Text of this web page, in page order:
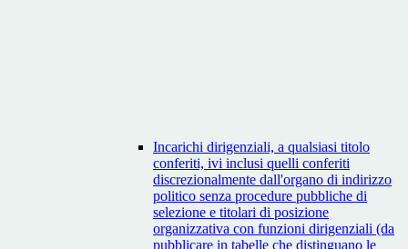
Incarichi dirigenziali, a qualsiasi titolo
conferiti, ivi inclusi quelli conferiti
discrezionalmente dall'organo di indirizzo
politico senza procedure pubbliche di
selezione e titolari di posizione
organizzativa con funzioni dirigenziali (da
pubblicare in tabelle che distinguano le